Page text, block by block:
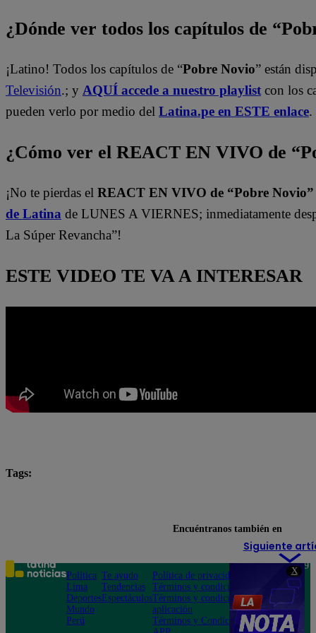
X
¿Dónde ver todos los capítulos de
¡Latino! Todos los capítulos de “Pobre Novio” están
Televisión.; y AQUÍ accede a nuestro playlist con los
pueden verlo por medio del Latina.pe en ESTE enlace.
¿Cómo ver el REACT EN VIVO de
¡No te pierdas el REACT EN VIVO de “Pobre
de Latina de LUNES A VIERNES; inmediatamente
La Súper Revancha”!
ESTE VIDEO TE VA A INTERESAR
Tags:
Siguiente
Encuéntranos también en
Política
Lima
Deportes
Mundo
Perú
Te ayudo
Tendencias
Espectáculos
Política de privacidad
Términos y condiciones
Términos y condiciones
aplicación
Términos y Condiciones
Teléfono: 219
Av. San
Felipe 968
Jesús María